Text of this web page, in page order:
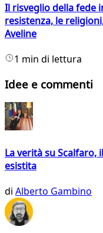
Il risveglio della fede
resistenza, le
Aveline
1 min di lettura
Idee e commenti
La verità su Scalfaro,
esistita
di Alberto Gambino